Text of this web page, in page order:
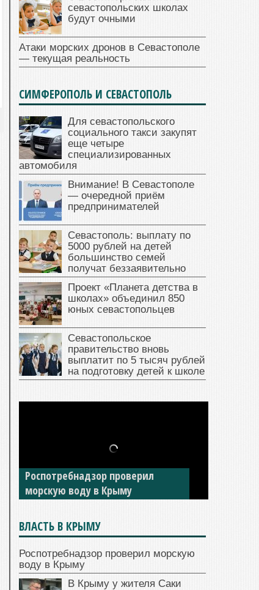
севастопольских школах
будут очными
Атаки морских дронов в Севастополе
— текущая реальность
СИМФЕРОПОЛЬ И СЕВАСТОПОЛЬ
Для севастопольского
социального такси закупят
еще четыре
специализированных
автомобиля
Внимание! В Севастополе
— очередной приём
предпринимателей
Севастополь: выплату по
5000 рублей на детей
большинство семей
получат беззаявительно
Проект «Планета детства в
школах» объединил 850
юных севастопольцев
Севастопольское
правительство вновь
выплатит по 5 тысяч рублей
на подготовку детей к школе
Роспотребнадзор проверил
морскую воду в Крыму
автомобиль — накопил долги по
штрафам ГИБДД
ВЛАСТЬ В КРЫМУ
Роспотребнадзор проверил морскую
воду в Крыму
В Крыму у жителя Саки